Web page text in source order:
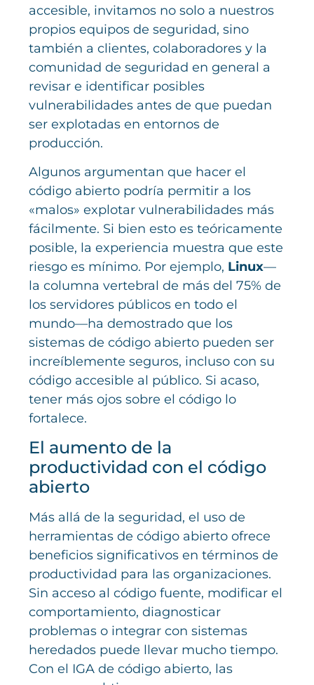
accesible, invitamos no solo a nuestros
propios equipos de seguridad, sino
también a clientes, colaboradores y la
comunidad de seguridad en general a
revisar e identificar posibles
vulnerabilidades antes de que puedan
ser explotadas en entornos de
producción.
Algunos argumentan que hacer el
código abierto podría permitir a los
«malos» explotar vulnerabilidades más
fácilmente. Si bien esto es teóricamente
posible, la experiencia muestra que este
riesgo es mínimo. Por ejemplo, Linux—
la columna vertebral de más del 75% de
los servidores públicos en todo el
mundo—ha demostrado que los
sistemas de código abierto pueden ser
increíblemente seguros, incluso con su
código accesible al público. Si acaso,
tener más ojos sobre el código lo
fortalece.
El aumento de la
productividad con el código
abierto
Más allá de la seguridad, el uso de
herramientas de código abierto ofrece
beneficios significativos en términos de
productividad para las organizaciones.
Sin acceso al código fuente, modificar el
comportamiento, diagnosticar
problemas o integrar con sistemas
heredados puede llevar mucho tiempo.
Con el IGA de código abierto, las